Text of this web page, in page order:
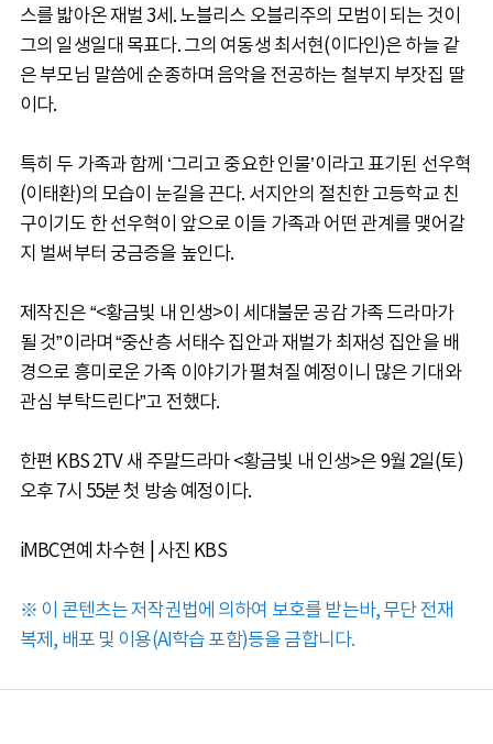
스를 밟아온 재벌 3세. 노블리스 오블리주의 모범이 되는 것이
그의 일생일대 목표다. 그의 여동생 최서현(이다인)은 하늘 같
은 부모님 말씀에 순종하며 음악을 전공하는 철부지 부잣집 딸
이다.
특히 두 가족과 함께 ‘그리고 중요한 인물’이라고 표기된 선우혁
(이태환)의 모습이 눈길을 끈다. 서지안의 절친한 고등학교 친
구이기도 한 선우혁이 앞으로 이들 가족과 어떤 관계를 맺어갈
지 벌써부터 궁금증을 높인다.
제작진은 “<황금빛 내 인생>이 세대불문 공감 가족 드라마가
될 것”이라며 “중산층 서태수 집안과 재벌가 최재성 집안을 배
경으로 흥미로운 가족 이야기가 펼쳐질 예정이니 많은 기대와
관심 부탁드린다”고 전했다.
한편 KBS 2TV 새 주말드라마 <황금빛 내 인생>은 9월 2일(토)
오후 7시 55분 첫 방송 예정이다.
iMBC연예 차수현 | 사진 KBS
※ 이 콘텐츠는 저작권법에 의하여 보호를 받는바, 무단 전재
복제, 배포 및 이용(AI학습 포함)등을 금합니다.